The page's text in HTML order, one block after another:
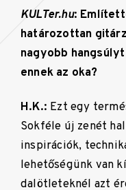
KULTer.hu:
határozottan
nagyobb
ennek az oka?
H.K.: Ezt egy
Sokféle új zenét
inspirációk,
lehetőségünk van
dalötleteknél azt